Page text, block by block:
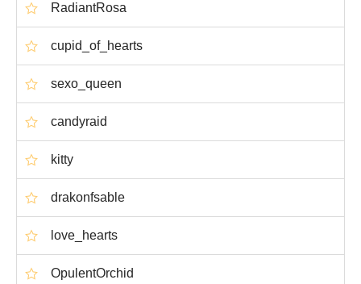
RadiantRosa
cupid_of_hearts
sexo_queen
candyraid
kitty
drakonfsable
love_hearts
OpulentOrchid